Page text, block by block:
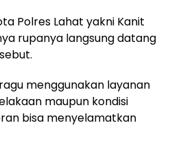
Polres Lahat yakni Kanit
rupanya langsung datang
menggunakan layanan
maupun kondisi
bisa menyelamatkan